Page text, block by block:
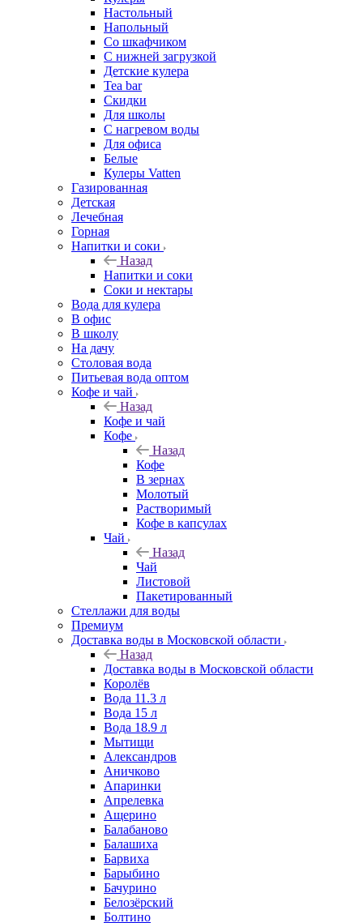
Настольный
Напольный
Со шкафчиком
С нижней загрузкой
Детские кулера
Tea bar
Скидки
Для школы
С нагревом воды
Для офиса
Белые
Кулеры Vatten
Газированная
Детская
Лечебная
Горная
Напитки и соки
Назад
Напитки и соки
Соки и нектары
Вода для кулера
В офис
В школу
На дачу
Столовая вода
Питьевая вода оптом
Кофе и чай
Назад
Кофе и чай
Кофе
Назад
Кофе
В зернах
Молотый
Растворимый
Кофе в капсулах
Чай
Назад
Чай
Листовой
Пакетированный
Стеллажи для воды
Премиум
Доставка воды в Московской области
Назад
Доставка воды в Московской области
Королёв
Вода 11.3 л
Вода 15 л
Вода 18.9 л
Мытищи
Александров
Аничково
Апаринки
Апрелевка
Ащерино
Балабаново
Балашиха
Барвиха
Барыбино
Бачурино
Белозёрский
Болтино